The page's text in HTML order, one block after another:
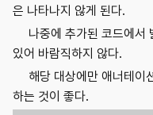
은 나타나지 않게 된다.
나중에 추가된 코드에서
있어 바람직하지 않다.
해당 대상에만 애너테이
하는 것이 좋다.